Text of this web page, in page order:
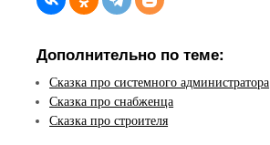
Дополнительно по теме:
Сказка про системного администратора
Сказка про снабженца
Сказка про строителя